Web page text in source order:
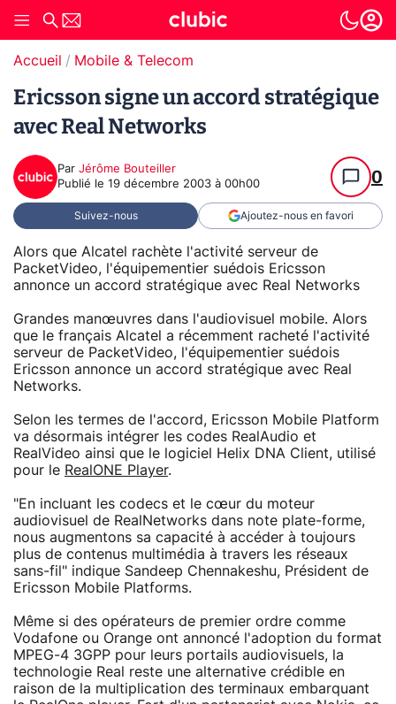
Accueil Mobile & Telecom
Ericsson signe un accord stratégique
avec Real Networks
Par Jérôme Bouteiller
Publié le 19 décembre 2003 à 00h00 0
Suivez-nous Ajoutez-nous en favori
Alors que Alcatel rachète l'activité serveur de
PacketVideo, l'équipementier suédois Ericsson
annonce un accord stratégique avec Real Networks
Grandes manœuvres dans l'audiovisuel mobile. Alors
que le français Alcatel a récemment racheté l'activité
serveur de PacketVideo, l'équipementier suédois
Ericsson annonce un accord stratégique avec Real
Networks.
Selon les termes de l'accord, Ericsson Mobile Platform
va désormais intégrer les codes RealAudio et
RealVideo ainsi que le logiciel Helix DNA Client, utilisé
pour le RealONE Player.
"En incluant les codecs et le cœur du moteur
audiovisuel de RealNetworks dans note plate-forme,
nous augmentons sa capacité à accéder à toujours
plus de contenus multimédia à travers les réseaux
sans-fil" indique Sandeep Chennakeshu, Président de
Ericsson Mobile Platforms.
Même si des opérateurs de premier ordre comme
Vodafone ou Orange ont annoncé l'adoption du format
MPEG-4 3GPP pour leurs portails audiovisuels, la
technologie Real reste une alternative crédible en
raison de la multiplication des terminaux embarquant